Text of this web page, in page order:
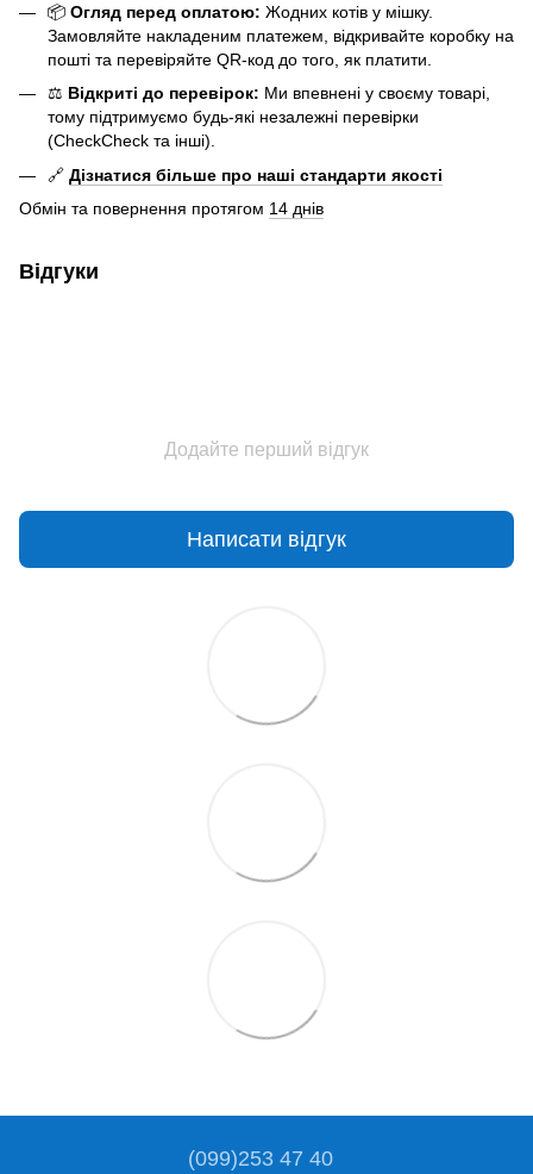
📦 Огляд перед оплатою: Жодних котів у мішку.
Замовляйте накладеним платежем, відкривайте коробку на
пошті та перевіряйте QR-код до того, як платити.
⚖️ Відкриті до перевірок: Ми впевнені у своєму товарі,
тому підтримуємо будь-які незалежні перевірки
(CheckCheck та інші).
🔗 Дізнатися більше про наші стандарти якості
Обмін та повернення протягом 14 днів
Відгуки
Додайте перший відгук
Написати відгук
(099)253 47 40